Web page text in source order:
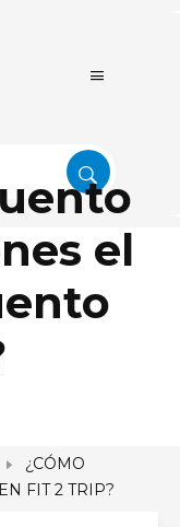
el
¿CÓMO
FIT 2 TRIP?